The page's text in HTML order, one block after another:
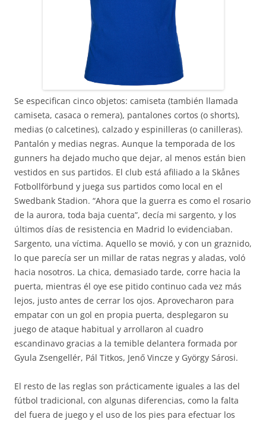
Se especifican cinco objetos: camiseta (también llamada
camiseta, casaca o remera), pantalones cortos (o shorts),
medias (o calcetines), calzado y espinilleras (o canilleras).
Pantalón y medias negras. Aunque la temporada de los
gunners ha dejado mucho que dejar, al menos están bien
vestidos en sus partidos. El club está afiliado a la Skånes
Fotbollförbund y juega sus partidos como local en el
Swedbank Stadion. “Ahora que la guerra es como el rosario
de la aurora, toda baja cuenta”, decía mi sargento, y los
últimos días de resistencia en Madrid lo evidenciaban.
Sargento, una víctima. Aquello se movió, y con un graznido,
lo que parecía ser un millar de ratas negras y aladas, voló
hacia nosotros. La chica, demasiado tarde, corre hacia la
puerta, mientras él oye ese pitido continuo cada vez más
lejos, justo antes de cerrar los ojos. Aprovecharon para
empatar con un gol en propia puerta, desplegaron su
juego de ataque habitual y arrollaron al cuadro
escandinavo gracias a la temible delantera formada por
Gyula Zsengellér, Pál Titkos, Jenő Vincze y György Sárosi.
El resto de las reglas son prácticamente iguales a las del
fútbol tradicional, con algunas diferencias, como la falta
del fuera de juego y el uso de los pies para efectuar los